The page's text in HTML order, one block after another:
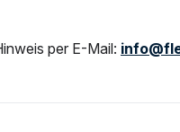
per E-Mail: